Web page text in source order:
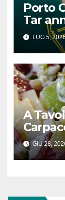
Porto
Tar
Italia
LUG 5,
A
GIU 28,